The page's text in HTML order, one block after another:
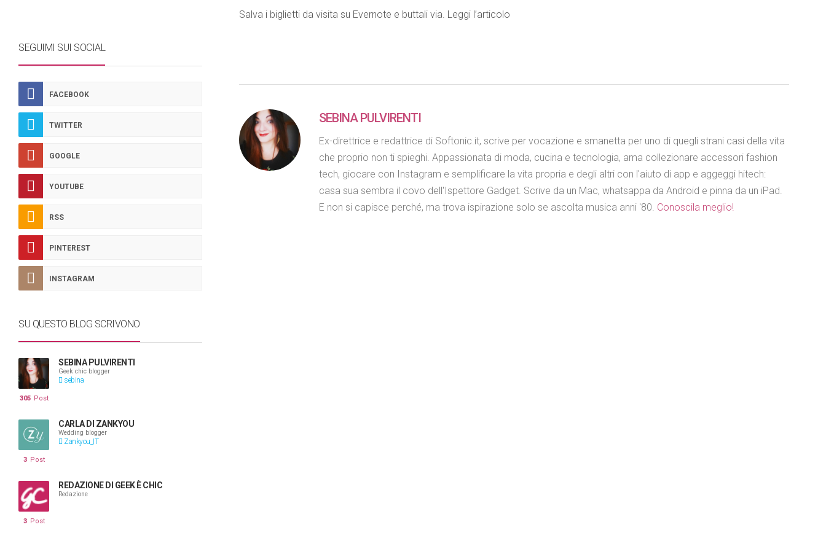
Salva i biglietti da visita su Evernote e buttali via. Leggi l’articolo
SEBINA PULVIRENTI
Ex-direttrice e redattrice di Softonic.it, scrive per vocazione e smanetta per uno di quegli strani casi della vita
che proprio non ti spieghi. Appassionata di moda, cucina e tecnologia, ama collezionare accessori fashion
tech, giocare con Instagram e semplificare la vita propria e degli altri con l'aiuto di app e aggeggi hitech:
casa sua sembra il covo dell'Ispettore Gadget. Scrive da un Mac, whatsappa da Android e pinna da un iPad.
E non si capisce perché, ma trova ispirazione solo se ascolta musica anni '80. Conoscila meglio!
SEGUIMI SUI SOCIAL
FACEBOOK
TWITTER
GOOGLE
YOUTUBE
RSS
PINTEREST
INSTAGRAM
SU QUESTO BLOG SCRIVONO
SEBINA PULVIRENTI
Geek chic blogger
sebina
305 Post
CARLA DI ZANKYOU
Wedding blogger
Zankyou_IT
3 Post
REDAZIONE DI GEEK È CHIC
Redazione
3 Post